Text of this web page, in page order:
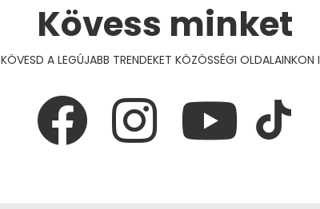
Kövess minket
KÖVESD A LEGÚJABB TRENDEKET KÖZÖSSÉGI OLDALAINKON